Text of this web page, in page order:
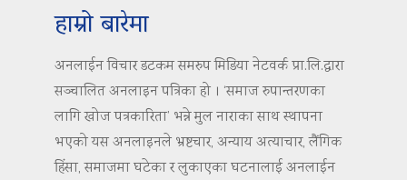
हाम्रो बारेमा
अनलाईन विचार डटकम समरुप मिडिया नेटवर्क प्रा.लि.द्वारा
सञ्चालित अनलाइन पत्रिका हो । ‘समाज रुपान्तरणका
लागि खोज पत्रकारिता’ भन्ने मुल नाराका साथ स्थापना
भएको यस अनलाइनले भ्रष्टचार, अन्याय अत्याचार, लैंगिक
हिंसा, समाजमा घटेका र लुकाएका घटनालाई अनलाईन